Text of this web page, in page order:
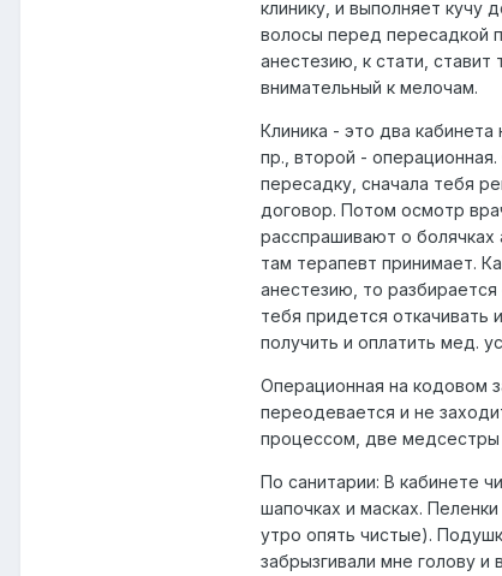
клинику, и выполняет кучу
волосы перед пересадкой
анестезию, к стати, ставит
внимательный к мелочам.
Клиника - это два
пр., второй -
пересадку, сначала тебя
договор. Потом осмотр
расспрашивают о болячках
там терапевт принимает.
анестезию, то
тебя придется откачивать
получить и оплатить мед.
Операционная на кодовом
переодевается и не
процессом, две медсестры
По санитарии: В кабинете
шапочках и масках.
утро опять чистые).
забрызгивали мне голову